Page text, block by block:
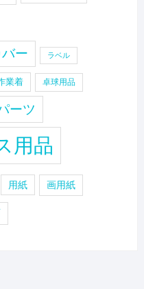
ー ラベル
業着 卓球用品
ーツ
用品
用紙 画用紙